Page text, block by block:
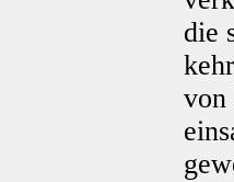
die
von